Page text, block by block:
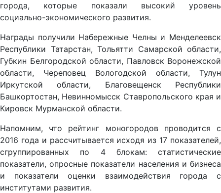
города, которые показали высокий уровень
социально-экономического развития.
Награды получили Набережные Челны и Менделеевск
Республики Татарстан, Тольятти Самарской области,
Губкин Белгородской области, Павловск Воронежской
области, Череповец Вологодской области, Тулун
Иркутской области, Благовещенск Республики
Башкортостан, Невинномысск Ставропольского края и
Кировск Мурманской области.
Напомним, что рейтинг моногородов проводится с
2016 года и рассчитывается исходя из 17 показателей,
сгруппированных по 4 блокам: статистические
показатели, опросные показатели населения и бизнеса
и показатели оценки взаимодействия города с
институтами развития.